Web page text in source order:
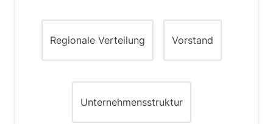
Regionale Verteilung Vorstand
Unternehmensstruktur